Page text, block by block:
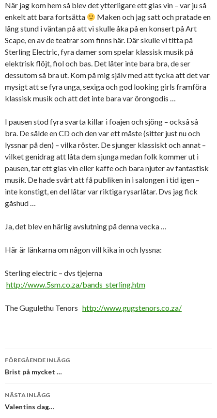
När jag kom hem så blev det ytterligare ett glas vin – var ju så
enkelt att bara fortsätta
Maken och jag satt och pratade en
lång stund i väntan på att vi skulle åka på en konsert på Art
Scape, en av de teatrar som finns här. Där skulle vi titta på
Sterling Electric, fyra damer som spelar klassisk musik på
elektrisk flöjt, fiol och bas. Det låter inte bara bra, de ser
dessutom så bra ut. Kom på mig själv med att tycka att det var
mysigt att se fyra unga, sexiga och god looking girls framföra
klassisk musik och att det inte bara var örongodis …
I pausen stod fyra svarta killar i foajen och sjöng – också så
bra. De sålde en CD och den var ett måste (sitter just nu och
lyssnar på den) – vilka röster. De sjunger klassiskt och annat –
vilket genidrag att låta dem sjunga medan folk kommer ut i
pausen, tar ett glas vin eller kaffe och bara njuter av fantastisk
musik. De hade svårt att få publiken in i salongen i tid igen –
inte konstigt, en del låtar var riktiga rysarlåtar. Dvs jag fick
gåshud …
Ja, det blev en härlig avslutning på denna vecka …
Här är länkarna om någon vill kika in och lyssna:
Sterling electric – dvs tjejerna
http://www.5sm.co.za/bands_sterling.htm
The Gugulethu Tenors http://www.gugstenors.co.za/
Inläggsnavigering
FÖREGÅENDE INLÄGG
Brist på mycket …
NÄSTA INLÄGG
Valentins dag…